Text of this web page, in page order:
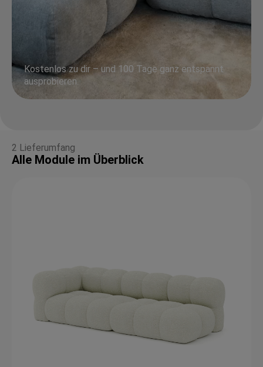
Kostenlos zu dir – und 100 Tage ganz entspannt
ausprobieren.
2 Lieferumfang
Alle Module im Überblick